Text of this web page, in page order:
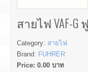
สายไฟ VAF-G
Category: สายไฟ
Brand: FUHRER
Price: 0.00 บาท